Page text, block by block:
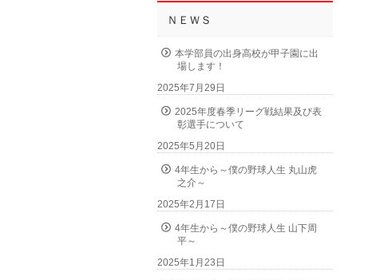
ＮＥＷＳ
本学部員の出身高校が甲子園に出
場します！
2025年7月29日
2025年度春季リーグ戦結果及び表
彰選手について
2025年5月20日
4年生から～僕の野球人生 丸山虎
之介～
2025年2月17日
4年生から～僕の野球人生 山下周
平～
2025年1月23日